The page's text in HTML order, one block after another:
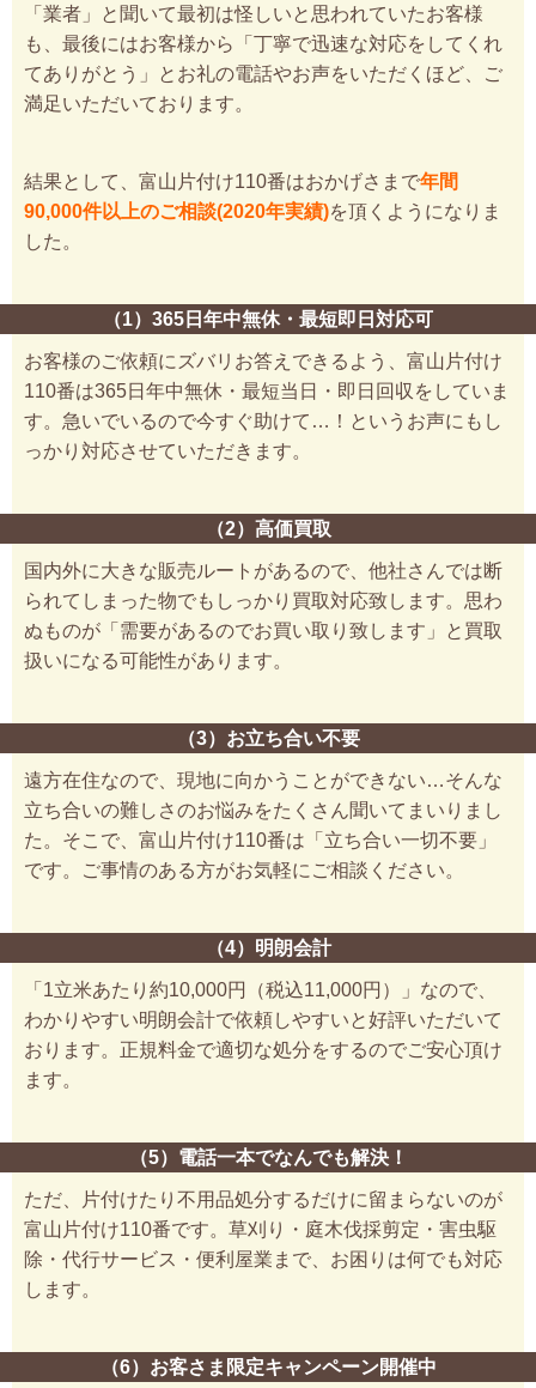
「業者」と聞いて最初は怪しいと思われていたお客様
も、最後にはお客様から「丁寧で迅速な対応をしてくれ
てありがとう」とお礼の電話やお声をいただくほど、ご
満足いただいております。
結果として、富山片付け110番はおかげさまで年間
90,000件以上のご相談(2020年実績)を頂くようになりま
した。
（1）365日年中無休・最短即日対応可
お客様のご依頼にズバリお答えできるよう、富山片付け
110番は365日年中無休・最短当日・即日回収をしていま
す。急いでいるので今すぐ助けて…！というお声にもし
っかり対応させていただきます。
（2）高価買取
国内外に大きな販売ルートがあるので、他社さんでは断
られてしまった物でもしっかり買取対応致します。思わ
ぬものが「需要があるのでお買い取り致します」と買取
扱いになる可能性があります。
（3）お立ち合い不要
遠方在住なので、現地に向かうことができない…そんな
立ち合いの難しさのお悩みをたくさん聞いてまいりまし
た。そこで、富山片付け110番は「立ち合い一切不要」
です。ご事情のある方がお気軽にご相談ください。
（4）明朗会計
「1立米あたり約10,000円（税込11,000円）」なので、
わかりやすい明朗会計で依頼しやすいと好評いただいて
おります。正規料金で適切な処分をするのでご安心頂け
ます。
（5）電話一本でなんでも解決！
ただ、片付けたり不用品処分するだけに留まらないのが
富山片付け110番です。草刈り・庭木伐採剪定・害虫駆
除・代行サービス・便利屋業まで、お困りは何でも対応
します。
（6）お客さま限定キャンペーン開催中